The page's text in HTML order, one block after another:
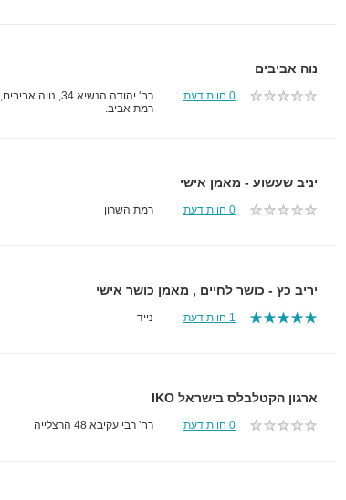
נוה אביבים
0 חוות דעת
רח' יהודה הנשיא 34, נווה אביבים,
רמת אביב.
יניב שעשוע - מאמן אישי
0 חוות דעת רמת השרון
יריב כץ - כושר לחיים , מאמן כושר אישי
1 חוות דעת נייד
ארגון הקטלבלס בישראל IKO
0 חוות דעת רח' רבי עקיבא 48 הרצלייה